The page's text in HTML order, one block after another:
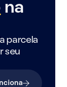
na
parcela
seu